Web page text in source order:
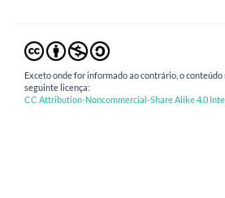
Exceto onde for informado ao contrário, o conteúdo
seguinte licença:
CC Attribution-Noncommercial-Share Alike 4.0